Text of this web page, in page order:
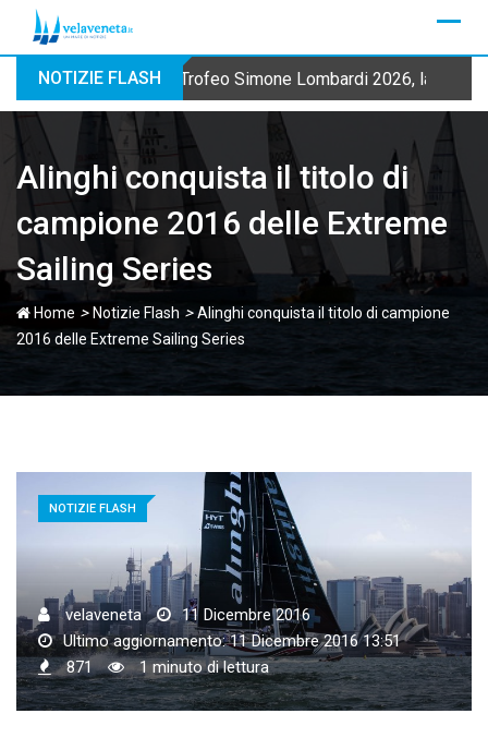
NOTIZIE FLASH Trofeo Simone Lombardi 2026, la
Alinghi conquista il titolo di
campione 2016 delle Extreme
Sailing Series
Home > Notizie Flash >Alinghi conquista il titolo di campione
2016 delle Extreme Sailing Series
NOTIZIE FLASH
velaveneta
11 Dicembre 2016
Ultimo aggiornamento: 11 Dicembre 2016 13:51
871
1 minuto di lettura